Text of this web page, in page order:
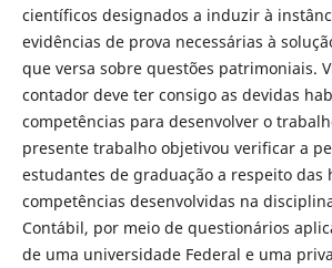
científicos designados a induzir à
evidências de prova necessárias à
que versa sobre questões patrimoniais.
contador deve ter consigo as devidas
competências para desenvolver o
presente trabalho objetivou verificar a
estudantes de graduação a respeito das
competências desenvolvidas na
Contábil, por meio de questionários
de uma universidade Federal e uma